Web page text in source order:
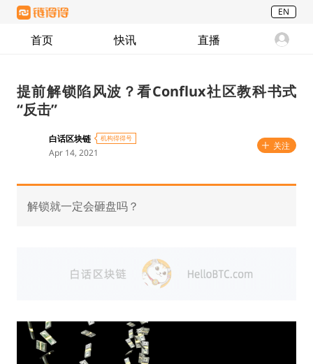
EN
首页 快讯 直播
提前解锁陷风波？看Conflux社区教科书式
“反击”
白话区块链 机构得得号
Apr 14, 2021
关注
解锁就一定会砸盘吗？